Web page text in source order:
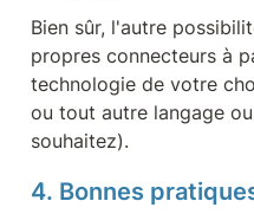
Bien sûr, l'autre
propres connecteurs à
technologie de votre
ou tout autre langage
souhaitez).
4. Bonnes